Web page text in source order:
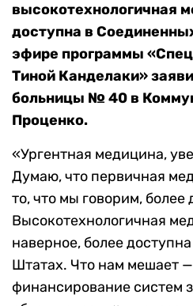
высокотехнологичная
доступна в
эфире программы
Тиной Канделаки»
больницы № 40 в
Проценко.
«Ургентная медицина,
Думаю, что первичная
то, что мы говорим, более
Высокотехнологичная
наверное, более
Штатах. Что нам мешает
финансирование систем